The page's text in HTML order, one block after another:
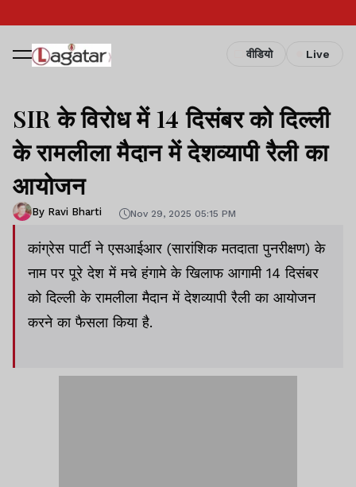
वीडियो Live
SIR के विरोध में 14 दिसंबर को दिल्ली
के रामलीला मैदान में देशव्यापी रैली का
आयोजन
By Ravi Bharti Nov 29, 2025 05:15 PM
कांग्रेस पार्टी ने एसआईआर (सारांशिक मतदाता पुनरीक्षण) के
नाम पर पूरे देश में मचे हंगामे के खिलाफ आगामी 14 दिसंबर
को दिल्ली के रामलीला मैदान में देशव्यापी रैली का आयोजन
करने का फैसला किया है.